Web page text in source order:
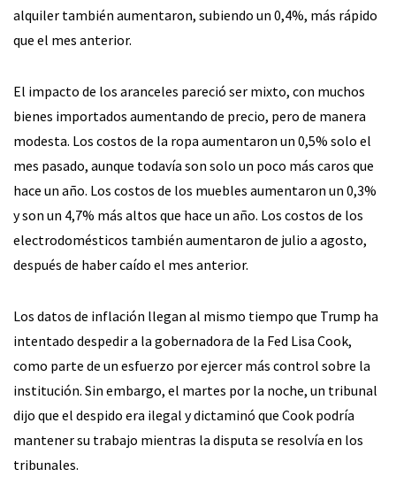
alquiler también aumentaron, subiendo un 0,4%, más rápido
que el mes anterior.
El impacto de los aranceles pareció ser mixto, con muchos
bienes importados aumentando de precio, pero de manera
modesta. Los costos de la ropa aumentaron un 0,5% solo el
mes pasado, aunque todavía son solo un poco más caros que
hace un año. Los costos de los muebles aumentaron un 0,3%
y son un 4,7% más altos que hace un año. Los costos de los
electrodomésticos también aumentaron de julio a agosto,
después de haber caído el mes anterior.
Los datos de inflación llegan al mismo tiempo que Trump ha
intentado despedir a la gobernadora de la Fed Lisa Cook,
como parte de un esfuerzo por ejercer más control sobre la
institución. Sin embargo, el martes por la noche, un tribunal
dijo que el despido era ilegal y dictaminó que Cook podría
mantener su trabajo mientras la disputa se resolvía en los
tribunales.